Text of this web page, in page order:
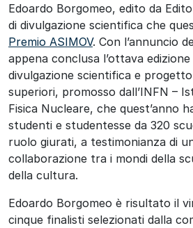
Edoardo Borgomeo, edito da
di divulgazione scientifica che
Premio ASIMOV. Con l’annuncio
appena conclusa l’ottava
divulgazione scientifica e
superiori, promosso dall’INFN –
Fisica Nucleare, che quest’anno
studenti e studentesse da 320
ruolo giurati, a testimonianza di
collaborazione tra i mondi della
della cultura.
Edoardo Borgomeo è risultato il
cinque finalisti selezionati dalla